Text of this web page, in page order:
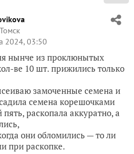
Томск
2024, 03:50
нынче из проклюнытых
ве 10 шт. прижились только
замоченные семена и
семена корешочками
раскопала аккуратно, а
они обломились — то ли
при раскопке.